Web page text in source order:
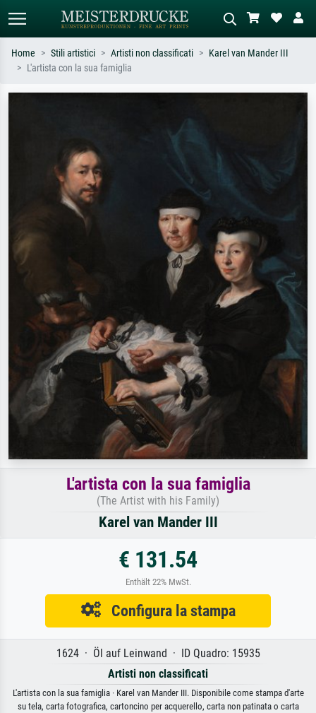
nudo.
astratto con molto rosso, dipinto a
olio scuro, nudo in piedi vicino a un
Home Stili artistici Artisti non classificati
Karel van Mander III
L'artista con la sua famiglia
L'artista con la sua famiglia
(The Artist with his Family)
Karel van Mander III
€ 131.54
Enthält 22% MwSt.
Configura la stampa
1624 · Öl auf Leinwand · ID Quadro: 15935
Artisti non classificati
L'artista con la sua famiglia · Karel van Mander III. Disponibile come stampa d'arte
su tela, carta fotografica, cartoncino per acquerello, carta non patinata o carta